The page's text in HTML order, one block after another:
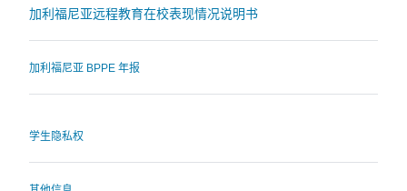
加利福尼亚远程教育在校表现情况说明书
加利福尼亚 BPPE 年报
学生隐私权